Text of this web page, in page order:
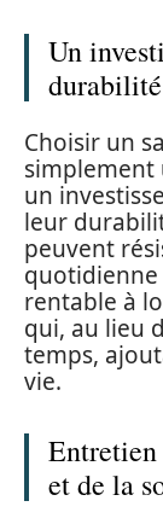
Un
Choisir un
simplement
un
leur
peuvent
quotidienne
rentable à
qui, au lieu
temps,
vie.
et de la